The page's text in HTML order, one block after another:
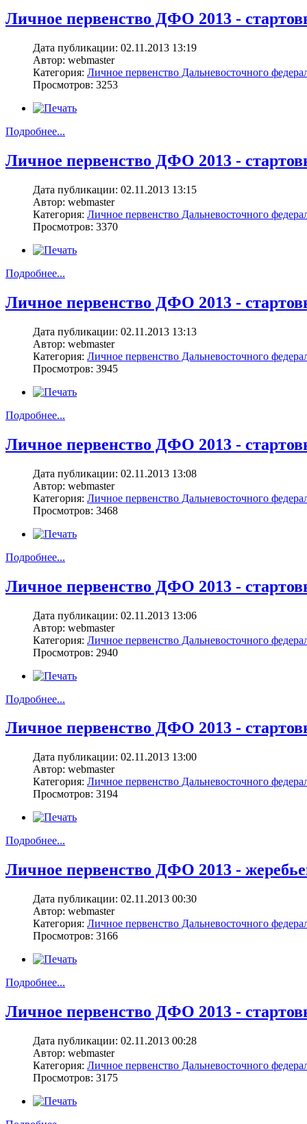
Личное первенство ДФО 2013 -
Дата публикации: 02.11.2013 13:19
Автор: webmaster
Категория: Личное первенство Дальневосточного
Просмотров: 3253
Подробнее...
Личное первенство ДФО 2013 -
Дата публикации: 02.11.2013 13:15
Автор: webmaster
Категория: Личное первенство Дальневосточного
Просмотров: 3370
Подробнее...
Личное первенство ДФО 2013 -
Дата публикации: 02.11.2013 13:13
Автор: webmaster
Категория: Личное первенство Дальневосточного
Просмотров: 3945
Подробнее...
Личное первенство ДФО 2013 -
Дата публикации: 02.11.2013 13:08
Автор: webmaster
Категория: Личное первенство Дальневосточного
Просмотров: 3468
Подробнее...
Личное первенство ДФО 2013 -
Дата публикации: 02.11.2013 13:06
Автор: webmaster
Категория: Личное первенство Дальневосточного
Просмотров: 2940
Подробнее...
Личное первенство ДФО 2013 -
Дата публикации: 02.11.2013 13:00
Автор: webmaster
Категория: Личное первенство Дальневосточного
Просмотров: 3194
Подробнее...
Личное первенство ДФО 2013 -
Дата публикации: 02.11.2013 00:30
Автор: webmaster
Категория: Личное первенство Дальневосточного
Просмотров: 3166
Подробнее...
Личное первенство ДФО 2013 -
Дата публикации: 02.11.2013 00:28
Автор: webmaster
Категория: Личное первенство Дальневосточного
Просмотров: 3175